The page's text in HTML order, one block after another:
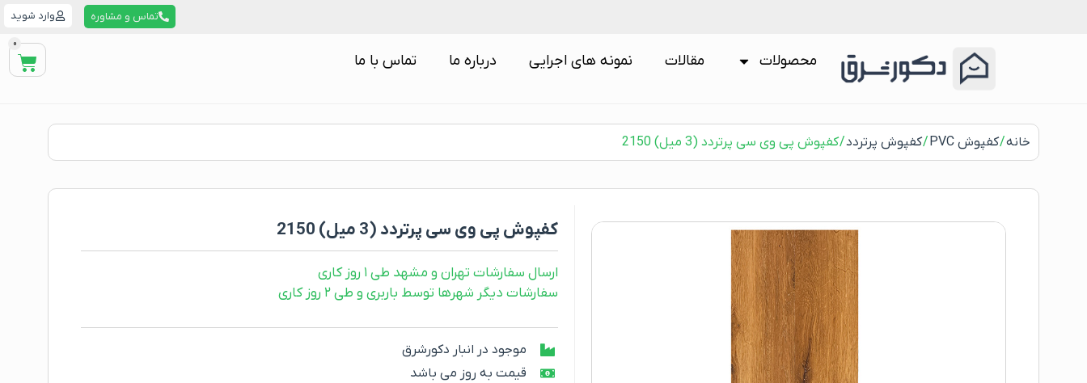
تماس و مشاوره وارد شوید
محصولات مقالات نمونه های اجرایی درباره ما تماس با ما
0
خانه/کفپوش PVC /کفپوش پرتردد/ کفپوش پی وی سی پرتردد (3 میل) 2150
کفپوش پی وی سی پرتردد (3 میل) 2150
ارسال سفارشات تهران و مشهد طی ۱ روز کاری
سفارشات دیگر شهرها توسط باربری و طی ۲ روز کاری
موجود در انبار دکورشرق
قیمت به روز می باشد